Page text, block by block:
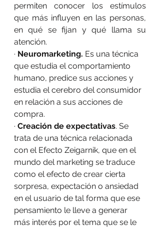
permiten conocer los estímulos
que más influyen en las personas,
en qué se fijan y qué llama su
atención.
· Neuromarketing. Es una técnica
que estudia el comportamiento
humano, predice sus acciones y
estudia el cerebro del consumidor
en relación a sus acciones de
compra.
· Creación de expectativas. Se
trata de una técnica relacionada
con el Efecto Zeigarnik, que en el
mundo del marketing se traduce
como el efecto de crear cierta
sorpresa, expectación o ansiedad
en el usuario de tal forma que ese
pensamiento le lleve a generar
más interés por el tema que se le